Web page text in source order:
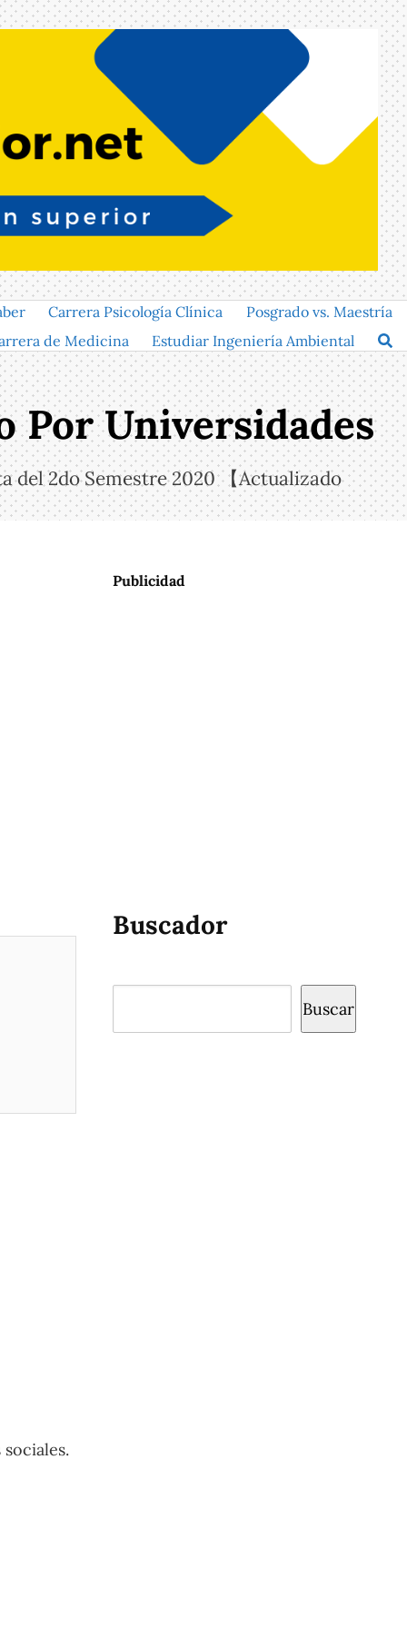
Carrera Psicología Clínica
Posgrado vs. Maestría
de Medicina Estudiar Ingeniería Ambiental
Por Universidades
del 2do Semestre 2020 【Actualizado
Publicidad
Buscador
Buscar